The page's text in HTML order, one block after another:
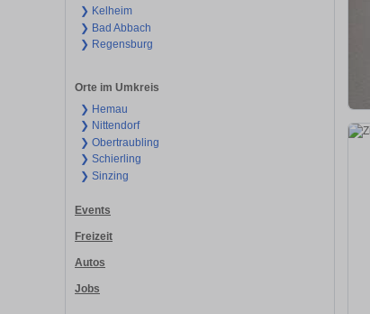
❯ Kelheim
❯ Bad Abbach
❯ Regensburg
Orte im Umkreis
❯ Hemau
❯ Nittendorf
❯ Obertraubling
❯ Schierling
❯ Sinzing
Events
Freizeit
Autos
Jobs